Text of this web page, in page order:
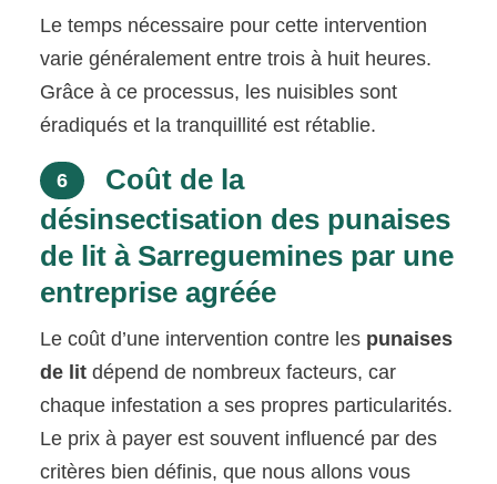
Le temps nécessaire pour cette intervention
varie généralement entre trois à huit heures.
Grâce à ce processus, les nuisibles sont
éradiqués et la tranquillité est rétablie.
6
Coût de la
désinsectisation des punaises
de lit à Sarreguemines par une
entreprise agréée
Le coût d’une intervention contre les punaises
de lit dépend de nombreux facteurs, car
chaque infestation a ses propres particularités.
Le prix à payer est souvent influencé par des
critères bien définis, que nous allons vous